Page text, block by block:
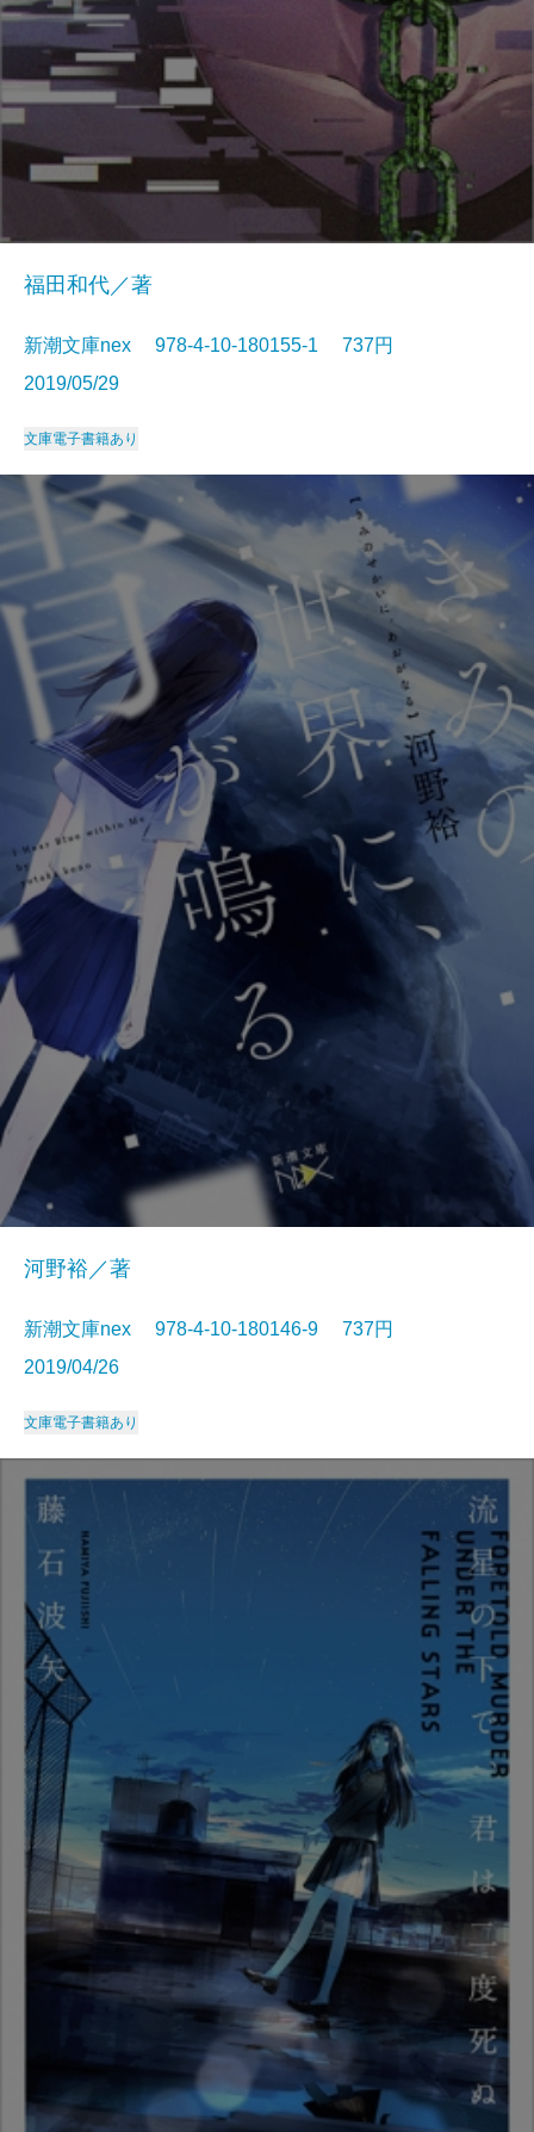
福田和代／著
新潮文庫nex 978-4-10-180155-1 737円
2019/05/29
文庫電子書籍あり
河野裕／著
新潮文庫nex 978-4-10-180146-9 737円
2019/04/26
文庫電子書籍あり